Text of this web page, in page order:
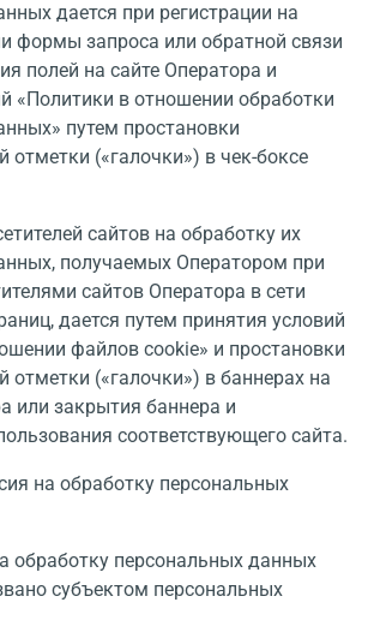
дается при регистрации на
формы запроса или обратной связи
полей на сайте Оператора и
«Политики в отношении обработки
путем простановки
отметки («галочки») в чек-боксе
сайтов на обработку их
полу­чаемых Оператором при
сайтов Оператора в сети
дается путем принятия условий
файлов cookie» и проста­новки
отметки («галочки») в баннерах на
или закрытия баннера и
соответствующего сайта.
на обработку персональных
обработку персональных данных
субъектом пер­сональных